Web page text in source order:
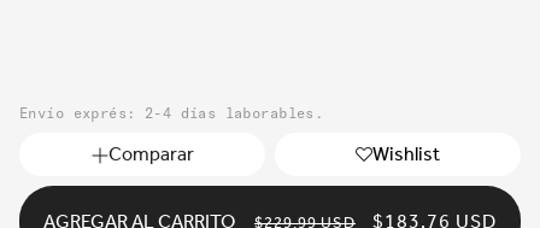
Envío exprés: 2-4 días laborables.
Comparar Wishlist
AGREGAR AL CARRITO
PRECIO
$229.99 USD
PRECIO
$183.76 USD